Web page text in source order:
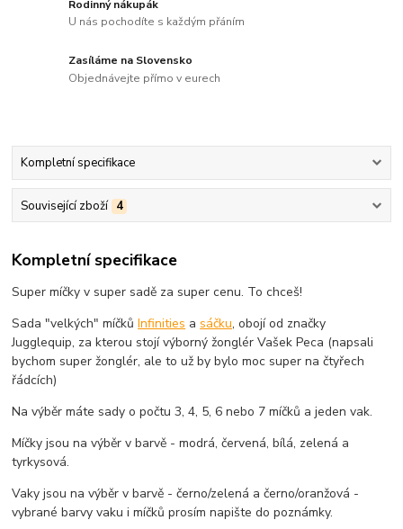
Rodinný nákupák
U nás pochodíte s každým přáním
Zasíláme na Slovensko
Objednávejte přímo v eurech
Kompletní specifikace
Související zboží 4
Kompletní specifikace
Super míčky v super sadě za super cenu. To chceš!
Sada "velkých" míčkůInfinities asáčku, obojí od značky
Jugglequip, za kterou stojí výborný žonglér Vašek Peca (napsali
bychom super žonglér, ale to už by bylo moc super na čtyřech
řádcích)
Na výběr máte sady o počtu 3, 4, 5, 6 nebo 7 míčků a jeden vak.
Míčky jsou na výběr v barvě - modrá, červená, bílá, zelená a
tyrkysová.
Vaky jsou na výběr v barvě - černo/zelená a černo/oranžová -
vybrané barvy vaku i míčků prosím napište do poznámky.